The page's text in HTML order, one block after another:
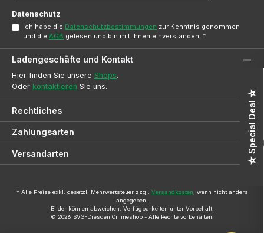
Datenschutz
Ich habe die Datenschutzbestimmungen zur Kenntnis genommen
und dieAGB gelesen und bin mit ihnen einverstanden.*
Ladengeschäfte und Kontakt
Hier finden Sie unsere Shops.
Oder kontaktieren Sie uns.
Rechtliches
Zahlungsarten
Versandarten
* Alle Preise exkl. gesetzl. Mehrwertsteuer zzgl. Versandkosten , wenn nicht anders
angegeben.
Bilder können abweichen. Verfügbarkeiten unter Vorbehalt.
© 2026 SVG-Dresden Onlineshop - Alle Rechte vorbehalten.
☆ Special Deal ☆